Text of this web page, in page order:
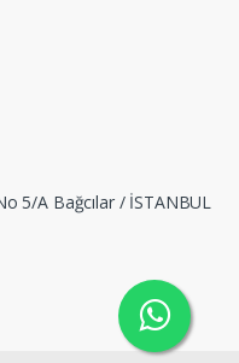
5/A Bağcılar / İSTANBUL